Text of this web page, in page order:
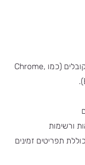
תמיכה בכל הדפדפנים התקניים המקובלים (כמו Chrome,
ורשימות
תפריטים זמינים